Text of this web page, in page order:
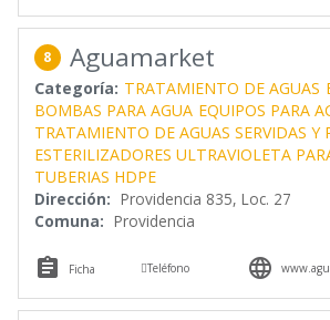
8 Aguamarket
Categoría: TRATAMIENTO DE AGUAS
BOMBAS PARA AGUA EQUIPOS PARA
TRATAMIENTO DE AGUAS SERVIDAS Y
ESTERILIZADORES ULTRAVIOLETA
TUBERIAS HDPE
Dirección: Providencia 835, Loc. 27
Comuna: Providencia
 Ficha Teléfono 